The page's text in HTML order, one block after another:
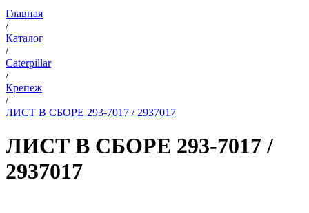
Главная
/
Каталог
/
Caterpillar
/
Крепеж
/
ЛИСТ В СБОРЕ 293-7017 / 2937017
ЛИСТ В СБОРЕ 293-7017 /
2937017